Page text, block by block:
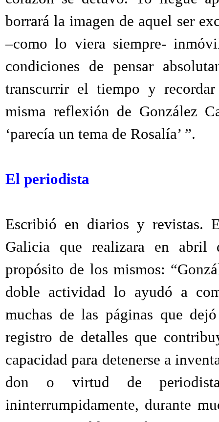
borrará la imagen de aquel ser
–como lo viera siempre-
condiciones de pensar
transcurrir el tiempo y recordar
misma reflexión de González
‘parecía un tema de Rosalía’ ”.
El periodista
Escribió en diarios y revistas.
Galicia que realizara en abril
propósito de los mismos:
doble actividad lo ayudó a
muchas de las páginas que
registro de detalles que
capacidad para detenerse a
don o virtud de
ininterrumpidamente, durante